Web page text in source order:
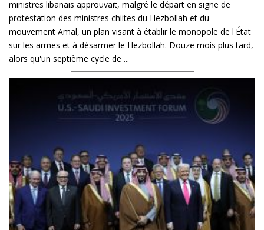
ministres libanais approuvait, malgré le départ en signe de
protestation des ministres chiites du Hezbollah et du
mouvement Amal, un plan visant à établir le monopole de l'État
sur les armes et à désarmer le Hezbollah. Douze mois plus tard,
alors qu'un septième cycle de ...